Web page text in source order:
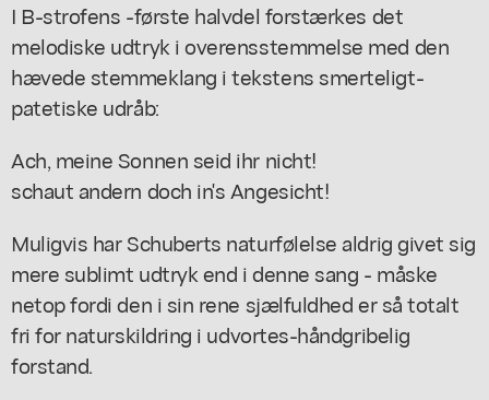
I B-strofens -første halvdel forstærkes det
melodiske udtryk i overensstemmelse med den
hævede stemmeklang i tekstens smerteligt-
patetiske udråb:
Ach, meine Sonnen seid ihr nicht!
schaut andern doch in's Angesicht!
Muligvis har Schuberts naturfølelse aldrig givet sig
mere sublimt udtryk end i denne sang - måske
netop fordi den i sin rene sjælfuldhed er så totalt
fri for naturskildring i udvortes-håndgribelig
forstand.